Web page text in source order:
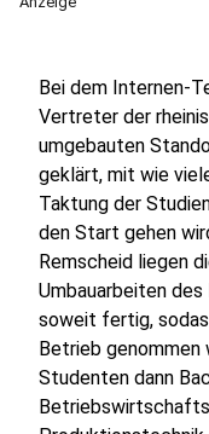
Bei dem Internen-
Vertreter der
umgebauten
geklärt, mit wie
Taktung der
den Start gehen
Remscheid liegen
Umbauarbeiten
soweit fertig,
Betrieb genommen
Studenten dann